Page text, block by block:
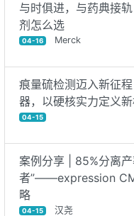
与时俱进，与药典接
剂怎么选
04-16 Merck
痕量硫检测迈入新征
器，以硬核实力定义
04-15
案例分享 | 85%分离
者”——expression
略
04-15 汉尧